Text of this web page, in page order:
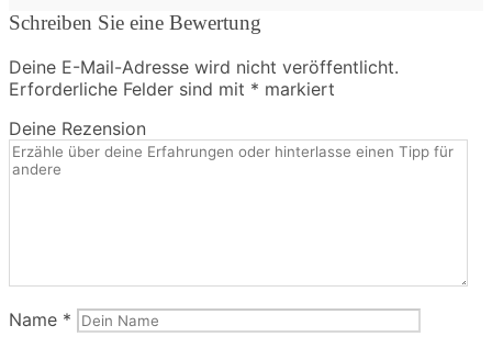
Schreiben Sie eine Bewertung
Deine E-Mail-Adresse wird nicht veröffentlicht.
Erforderliche Felder sind mit * markiert
Deine Rezension
Name *